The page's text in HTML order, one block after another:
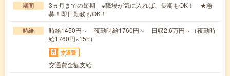
期間
3ヵ月までの短期 ※職場が気に入れば、長期もOK！ ★急
募！即日勤務もOK！
時給
時給1450円～ 夜勤時給1760円～ 日収2.6万円～（夜勤時
給1760円×15h）
交通費
交通費全額支給